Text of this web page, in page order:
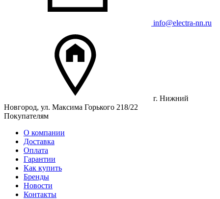
info@electra-nn.ru
г. Нижний
Новгород, ул. Максима Горького 218/22
Покупателям
О компании
Доставка
Оплата
Гарантии
Как купить
Бренды
Новости
Контакты